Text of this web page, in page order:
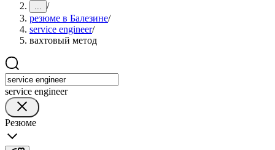
... /
резюме в Балезине/
service engineer/
вахтовый метод
service engineer
Резюме